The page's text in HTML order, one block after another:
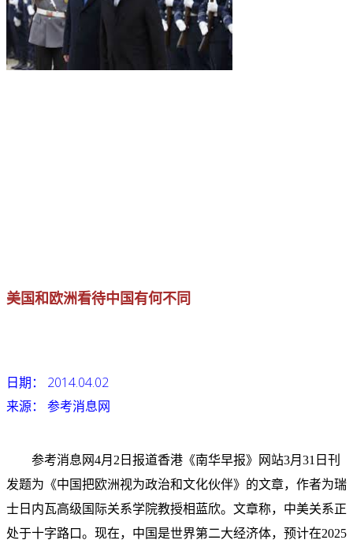
美国和欧洲看待中国有何不同
日期： 2014.04.02
来源： 参考消息网
参考消息网4月2日报道香港《南华早报》网站3月31日刊
发题为《中国把欧洲视为政治和文化伙伴》的文章，作者为瑞
士日内瓦高级国际关系学院教授相蓝欣。文章称，中美关系正
处于十字路口。现在，中国是世界第二大经济体，预计在2025